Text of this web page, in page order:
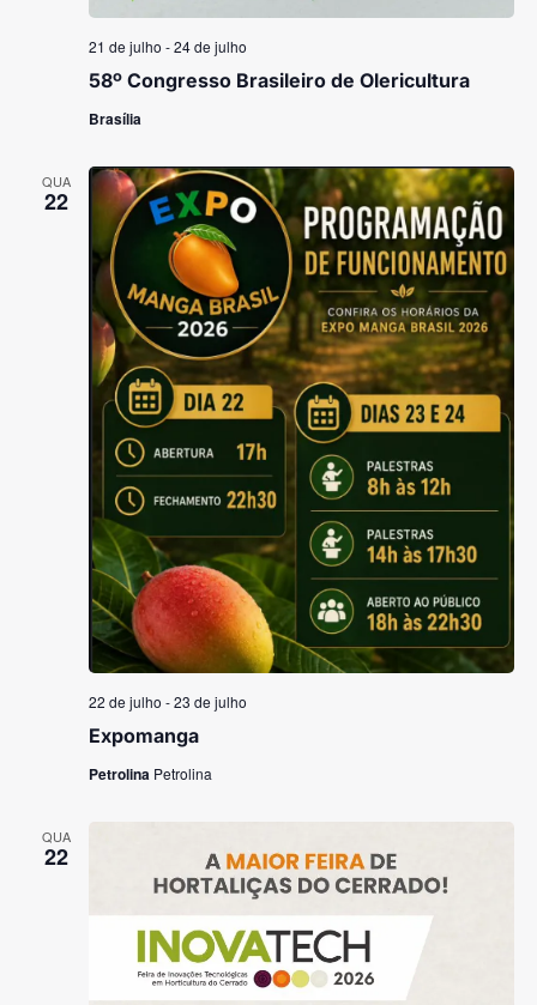
58º Congresso Brasileiro de Olericultura
21 de julho -24 de julho
Brasília
QUA
22
Expomanga
22 de julho -23 de julho
Petrolina Petrolina
QUA
22